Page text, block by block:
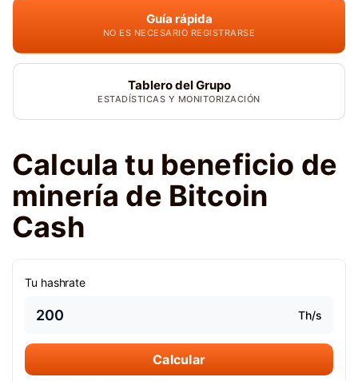
Guía rápida
NO ES NECESARIO REGISTRARSE
Tablero del Grupo
ESTADÍSTICAS Y MONITORIZACIÓN
Calcula tu beneficio de
minería de Bitcoin
Cash
Tu hashrate
Th/s
Calcular